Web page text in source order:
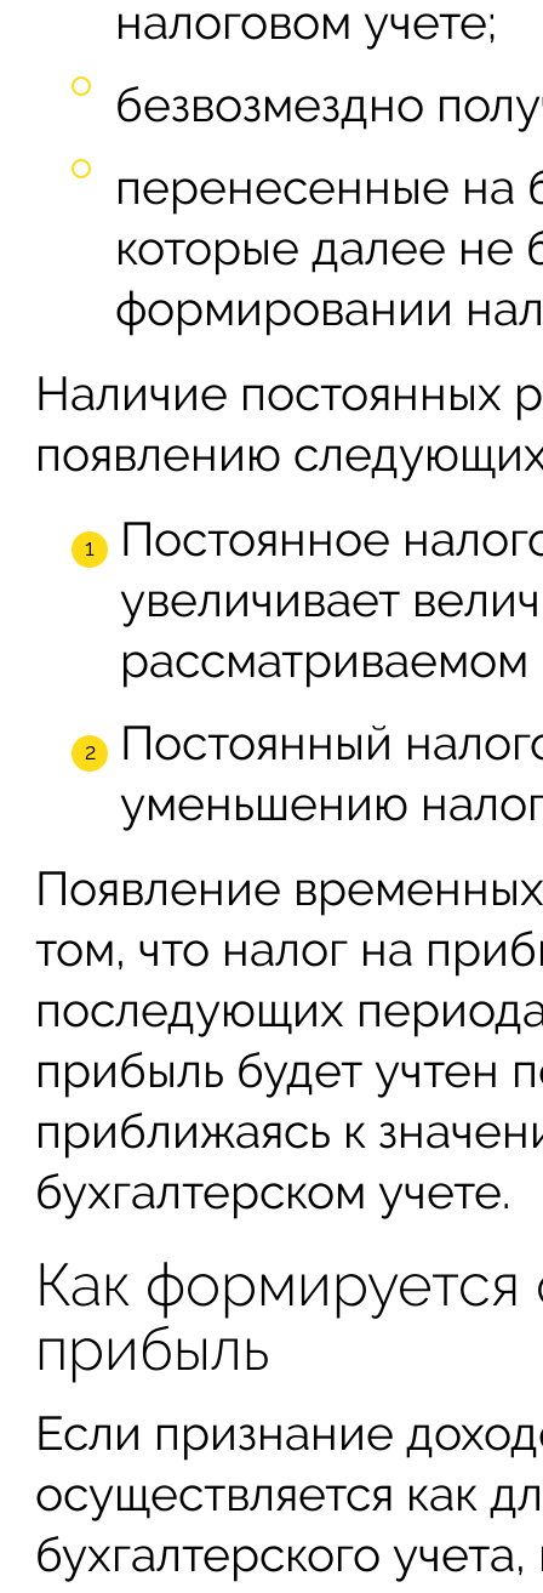
налоговом учете;
безвозмездно
перенесенные на
которые далее не
формировании
Наличие постоянных
появлению
Постоянное
увеличивает
Постоянный
уменьшению
Появление
том, что налог на
последующих
прибыль будет учтен
приближаясь к
бухгалтерском учете.
Как
прибыль
Если признание
осуществляется как
бухгалтерского